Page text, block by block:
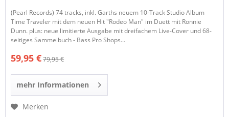
(Pearl Records) 74 tracks, inkl. Garths neuem 10-Track Studio Album
Time Traveler mit dem neuen Hit "Rodeo Man" im Duett mit Ronnie
Dunn. plus: neue limitierte Ausgabe mit dreifachem Live-Cover und 68-
seitiges Sammelbuch - Bass Pro Shops...
59,95 €79,95 €
mehr Informationen
Merken